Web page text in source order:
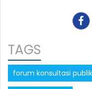
TAGS
forum konsultasi publik